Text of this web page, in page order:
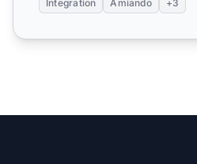
Integration Amiando +3